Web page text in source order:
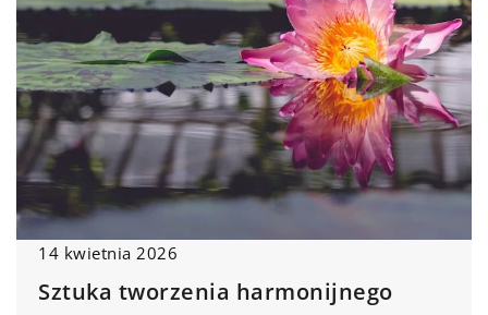
14 kwietnia 2026
Sztuka tworzenia harmonijnego